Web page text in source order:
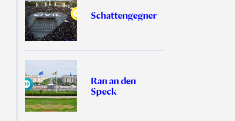
Schattengegner
Ran an den
Speck